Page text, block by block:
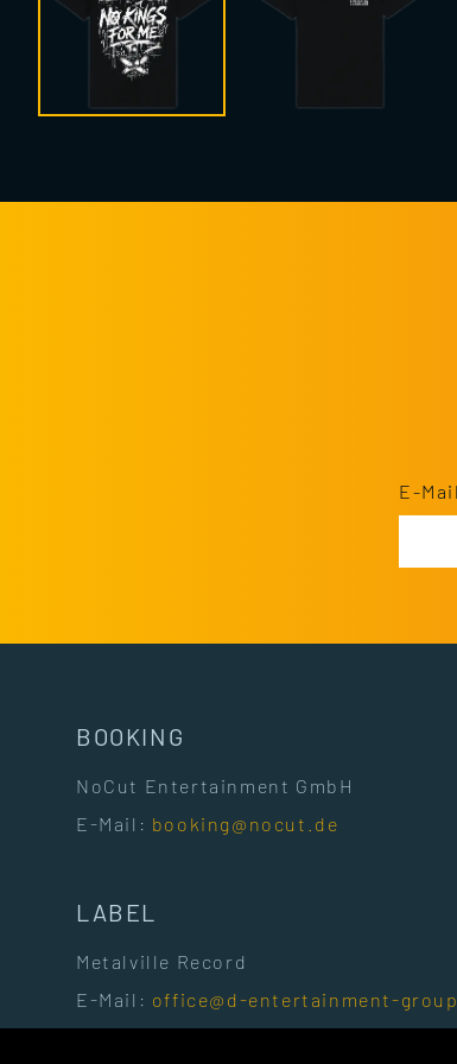
E-
BOOKING
NoCut Entertainment GmbH
E-Mail: booking@nocut.de
LABEL
Metalville Record
E-Mail: office@d-entertainment-